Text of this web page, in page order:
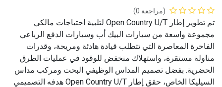
(مراجعة 0)
تم تطوير إطار Open Country U/T لتلبية احتياجات مالكي
مجموعة واسعة من سيارات البيك أب وسيارات الدفع الرباعي
الفاخرة المعاصرة التي تتطلب قيادة هادئة ومريحة، وقدرات
مناولة مستقرة، واستهلاك منخفض للوقود في عمليات الطرق
الحضرية. بفضل تصميم المداس الوظيفي البحت ومركب مداس
السيليكا الخاص، حقق إطار Open Country U/T هدفه التصميمي